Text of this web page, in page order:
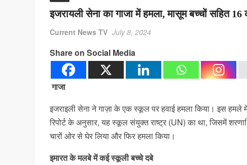
इजरायली सेना का गाजा में हमला, मासूम बच्चों सहित
Current News TV July 8, 2024
Share on Social Media
गाजा
इजराइली सेना ने गाज़ा के एक स्कूल पर हवाई हमला किया। इस
रिपोर्ट के अनुसार, यह स्कूल संयुक्त राष्ट्र (UN) का था, जिसमें
चारों ओर से घेर लिया और फिर हमला किया।
इमारत के मलबे में कई स्कूली बच्चे दबे